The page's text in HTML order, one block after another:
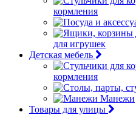
кормления
для игрушек
Детская мебель
кормления
Манежи
Товары для улицы